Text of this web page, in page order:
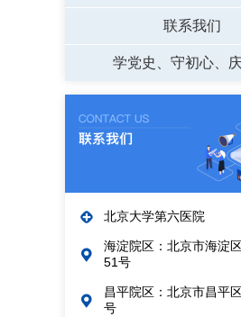
联系我们
学党史、守初心、
北京大学第六医院
海淀院区：北京市海淀
51号
昌平院区：北京市昌平
号